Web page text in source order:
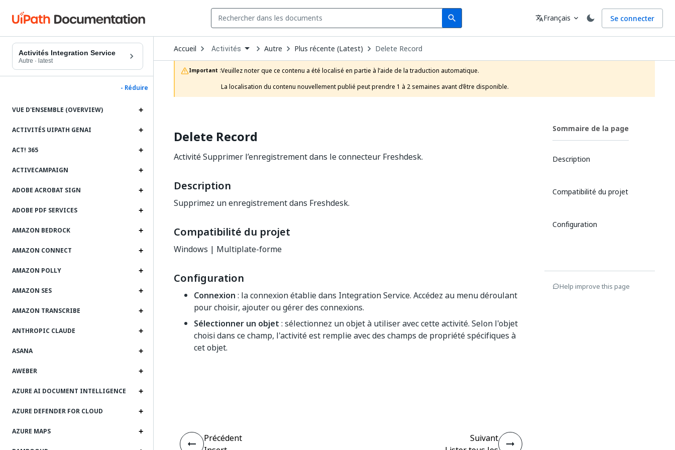
search
Search Langue
translateFrançais expand_more Se connecter
Activités Integration Service
Autre · latest
- Réduire
VUE D'ENSEMBLE (OVERVIEW)
ACTIVITÉS UIPATH GENAI
ACT! 365
ACTIVECAMPAIGN
ADOBE ACROBAT SIGN
ADOBE PDF SERVICES
AMAZON BEDROCK
AMAZON CONNECT
AMAZON POLLY
AMAZON SES
AMAZON TRANSCRIBE
ANTHROPIC CLAUDE
ASANA
AWEBER
AZURE AI DOCUMENT INTELLIGENCE
AZURE DEFENDER FOR CLOUD
AZURE MAPS
Accueil Open
Dropdown
to
choose
product
Activités Autre Plus récente (Latest) Delete Record
Important :Veuillez noter que ce contenu a été localisé en partie à l’aide de la traduction automatique.
La localisation du contenu nouvellement publié peut prendre 1 à 2 semaines avant d’être disponible.
Delete Record
Activité Supprimer l’enregistrement dans le connecteur Freshdesk.
Description
Supprimez un enregistrement dans Freshdesk.
Compatibilité du projet
Windows | Multiplate-forme
Configuration
Connexion : la connexion établie dans Integration Service. Accédez au menu déroulant
pour choisir, ajouter ou gérer des connexions.
Sélectionner un objet : sélectionnez un objet à utiliser avec cette activité. Selon l'objet
choisi dans ce champ, l'activité est remplie avec des champs de propriété spécifiques à
cet objet.
Sommaire de la page
Description
Compatibilité du projet
Configuration
Help improve this page
Précédent
Suivant